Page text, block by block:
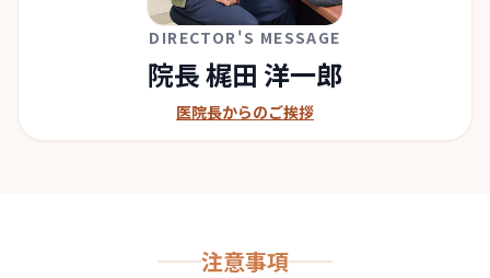
DIRECTOR'S MESSAGE
院長 梶田 洋一郎
医院長からのご挨拶
注意事項